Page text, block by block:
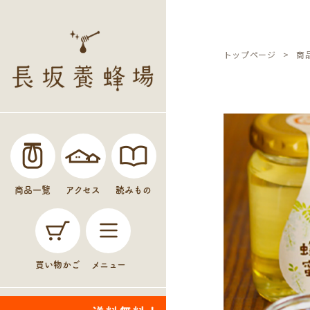
商品一覧 アクセス 読みもの
買い物かご メニュー
トップページ 商